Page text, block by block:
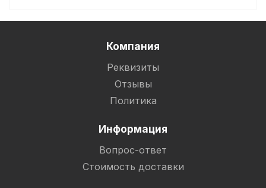
Компания
Реквизиты
Отзывы
Политика
Информация
Вопрос-ответ
Стоимость доставки